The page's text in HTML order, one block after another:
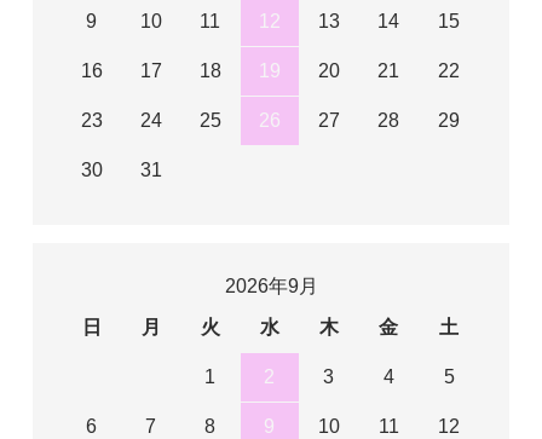
9 10 11 12 13 14 15
16 17 18 19 20 21 22
23 24 25 26 27 28 29
30 31
2026年9月
日
月 火 水 木 金 土
1 2 3 4 5
6 7 8 9 10 11 12